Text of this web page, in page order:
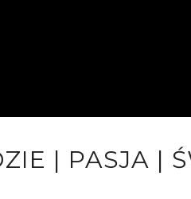
| PASJA |